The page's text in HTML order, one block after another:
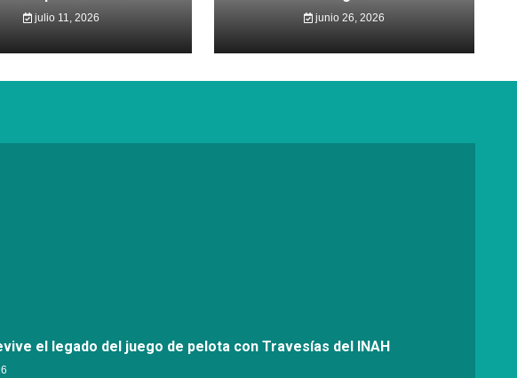
julio 11, 2026 junio 26, 2026
el legado del juego de pelota con Travesías del INAH